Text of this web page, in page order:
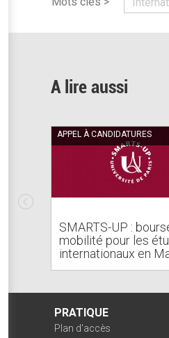
A lire aussi
APPEL À CANDIDATURES
SMARTS-UP :
mobilité pour les
internationaux en
PRATIQUE
Plan d'accès